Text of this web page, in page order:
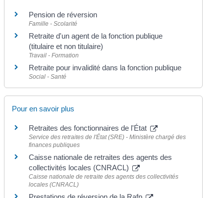
Pension de réversion
Famille - Scolarité
Retraite d'un agent de la fonction publique
(titulaire et non titulaire)
Travail - Formation
Retraite pour invalidité dans la fonction publique
Social - Santé
Pour en savoir plus
Retraites des fonctionnaires de l'État
Service des retraites de l'État (SRE) - Ministère chargé des
finances publiques
Caisse nationale de retraites des agents des
collectivités locales (CNRACL)
Caisse nationale de retraite des agents des collectivités
locales (CNRACL)